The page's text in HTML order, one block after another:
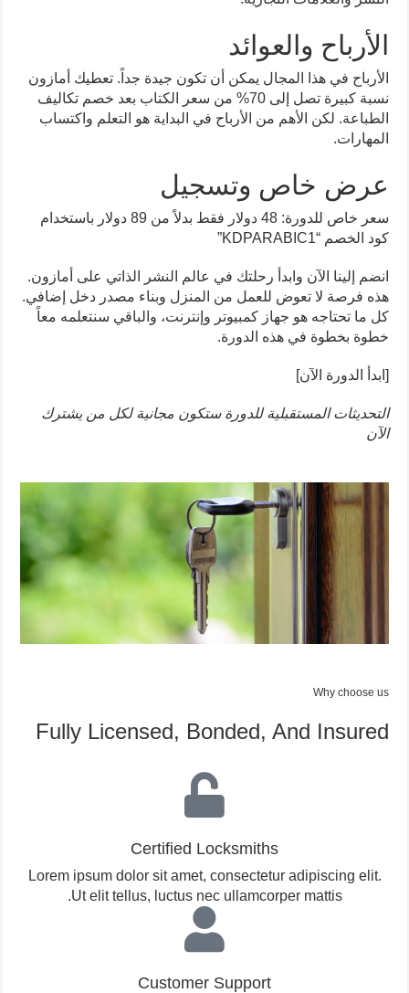
الأرباح والعوائد
الأرباح في هذا المجال يمكن أن تكون جيدة جداً. تعطيك أمازون
نسبة كبيرة تصل إلى 70% من سعر الكتاب بعد خصم تكاليف
الطباعة. لكن الأهم من الأرباح في البداية هو التعلم واكتساب
المهارات.
عرض خاص وتسجيل
سعر خاص للدورة: 48 دولار فقط بدلاً من 89 دولار باستخدام
كود الخصم “KDPARABIC1”
انضم إلينا الآن وابدأ رحلتك في عالم النشر الذاتي على أمازون.
هذه فرصة لا تعوض للعمل من المنزل وبناء مصدر دخل إضافي.
كل ما تحتاجه هو جهاز كمبيوتر وإنترنت، والباقي سنتعلمه معاً
خطوة بخطوة في هذه الدورة.
[ابدأ الدورة الآن]
التحديثات المستقبلية للدورة ستكون مجانية لكل من يشترك
الآن
Why choose us
Fully Licensed, Bonded, And Insured
Certified Locksmiths
Lorem ipsum dolor sit amet, consectetur adipiscing elit.
Ut elit tellus, luctus nec ullamcorper mattis.
Customer Support